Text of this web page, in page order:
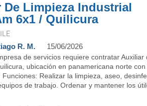
De Limpieza Industrial
6x1 / Quilicura
R. M. 15/06/2026
de servicios requiere contratar Auxiliar
ubicación en panamericana norte
Funciones: Realizar la limpieza, aseo,
de trabajo. Ordenar y mantener los